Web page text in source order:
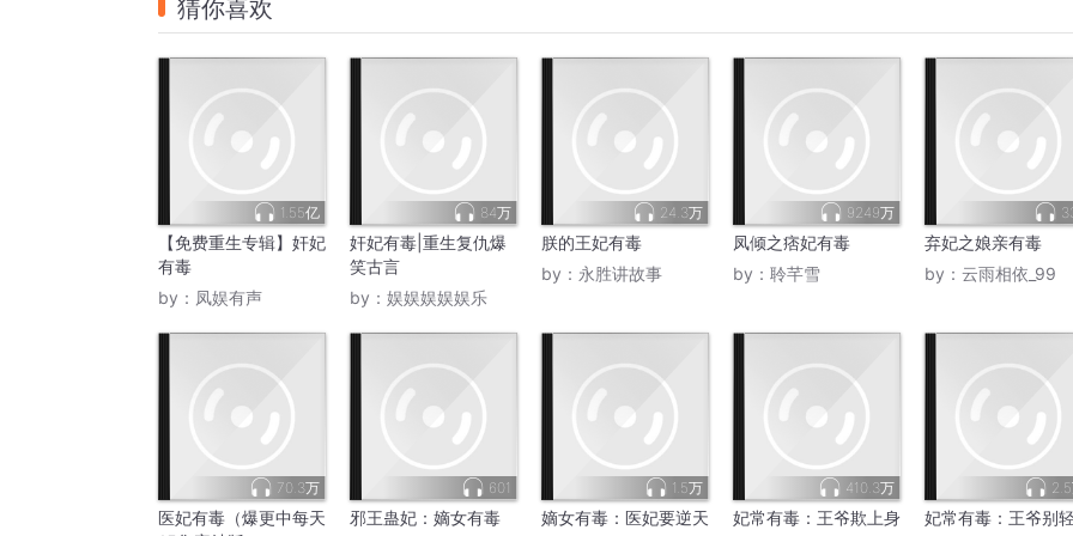
猜你喜欢
1.55亿
【免费重生专辑】奸妃
有毒
by： 凤娱有声
84万
奸妃有毒|重生复仇爆
笑古言
by： 娱娱娱娱娱乐
24.3万
朕的王妃有毒
by： 永胜讲故事
9249万
凤倾之痞妃有毒
by： 聆芊雪
弃妃之娘亲有毒
by： 云雨相依_99
70.3万
医妃有毒（爆更中每天
601
邪王蛊妃：嫡女有毒
1.5万
嫡女有毒：医妃要逆天
410.3万
妃常有毒：王爷欺上身 妃常有毒：王爷别